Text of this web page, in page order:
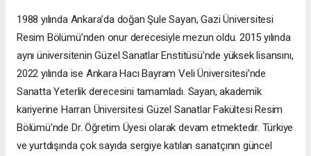
1988 yılında Ankara’da doğan Şule Sayan, Gazi Üniversitesi
Resim Bölümü’nden onur derecesiyle mezun oldu. 2015 yılında
aynı üniversitenin Güzel Sanatlar Enstitüsü’nde yüksek lisansını,
2022 yılında ise Ankara Hacı Bayram Veli Üniversitesi’nde
Sanatta Yeterlik derecesini tamamladı. Sayan, akademik
kariyerine Harran Üniversitesi Güzel Sanatlar Fakültesi Resim
Bölümü’nde Dr. Öğretim Üyesi olarak devam etmektedir. Türkiye
ve yurtdışında çok sayıda sergiye katılan sanatçının güncel